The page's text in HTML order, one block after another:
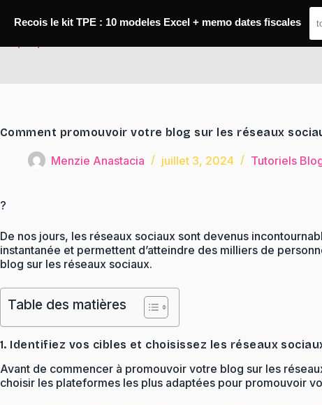
Comment promouvoir votre blog sur les réseaux
Menzie Anastacia juillet 3, 2024 Tutoriels
?
De nos jours, les réseaux sociaux sont devenus
instantanée et permettent d’atteindre des milliers de
blog sur les réseaux sociaux.
Table des matières
1. Identifiez vos cibles et choisissez les réseaux
Avant de commencer à promouvoir votre blog sur les
choisir les plateformes les plus adaptées pour promouvoir
Recois le kit TPE : 10 modeles Excel + memo dates fiscales